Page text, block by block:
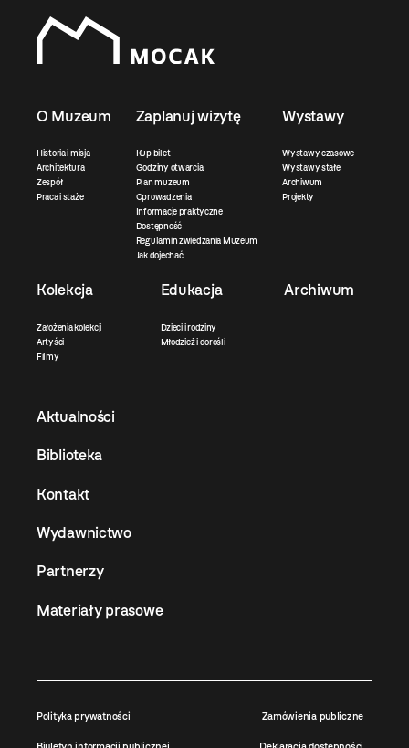
O Muzeum
Historia i misja
Architektura
Zespół
Praca i staże
Zaplanuj wizytę
Kup bilet
Godziny otwarcia
Plan muzeum
Oprowadzenia
Informacje praktyczne
Dostępność
Regulamin zwiedzania Muzeum
Jak dojechać
Wystawy
Wystawy czasowe
Wystawy stałe
Archiwum
Projekty
Kolekcja
Założenia kolekcji
Artyści
Filmy
Edukacja
Dzieci i rodziny
Młodzież i dorośli
Archiwum
Aktualności
Biblioteka
Kontakt
Wydawnictwo
Partnerzy
Materiały prasowe
Polityka prywatności Zamówienia publiczne